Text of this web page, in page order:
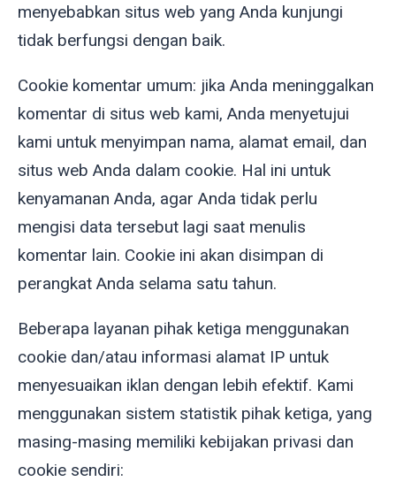
menyebabkan situs web yang Anda kunjungi
tidak berfungsi dengan baik.
Cookie komentar umum: jika Anda meninggalkan
komentar di situs web kami, Anda menyetujui
kami untuk menyimpan nama, alamat email, dan
situs web Anda dalam cookie. Hal ini untuk
kenyamanan Anda, agar Anda tidak perlu
mengisi data tersebut lagi saat menulis
komentar lain. Cookie ini akan disimpan di
perangkat Anda selama satu tahun.
Beberapa layanan pihak ketiga menggunakan
cookie dan/atau informasi alamat IP untuk
menyesuaikan iklan dengan lebih efektif. Kami
menggunakan sistem statistik pihak ketiga, yang
masing-masing memiliki kebijakan privasi dan
cookie sendiri: